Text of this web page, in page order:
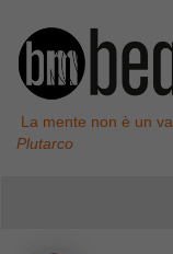
La mente non è un
Plutarco